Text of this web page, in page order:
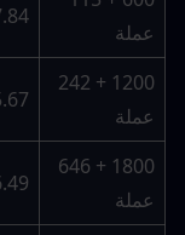
عملة
عملة
عملة